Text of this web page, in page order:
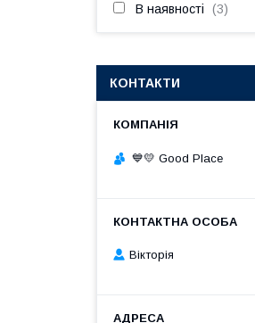
В наявності 3
КОНТАКТИ
💙💛 Good Place
Вікторія